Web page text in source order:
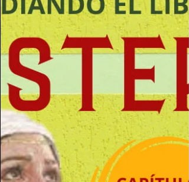
lo que pertenecía a Haman el calumniador, y
Mordejai...